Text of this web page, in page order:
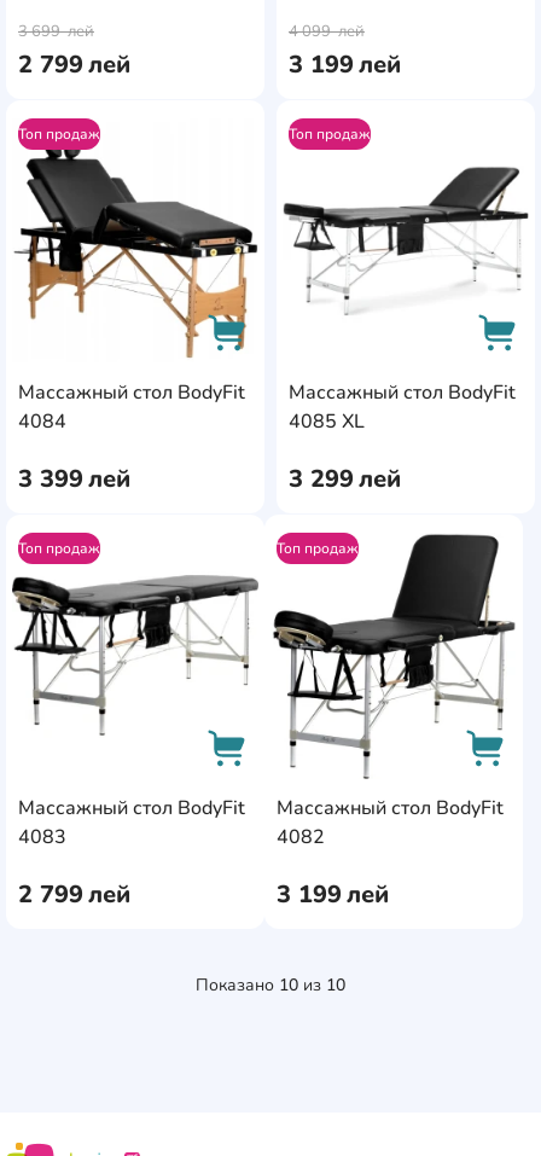
2 799лей
3 699лей
3 199лей
4 099лей
Массажный стол BodyFit
4084
3 399лей
AddCardToFavourite
AddCardToCart
Топ продаж
Массажный стол BodyFit
4085 XL
3 299лей
Топ продаж
Массажный стол BodyFit
4083
2 799лей
AddCardToFavourite
AddCardToCart
Топ продаж
Массажный стол BodyFit
4082
3 199лей
Топ продаж
Показано 10 из 10